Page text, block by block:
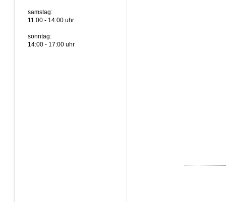
samstag:
11:00 - 14:00 uhr
sonntag:
14:00 - 17:00 uhr